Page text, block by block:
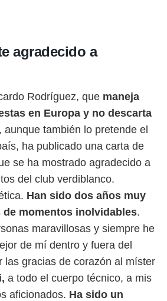
agradecido a
Rodríguez, que maneja
en Europa y no descarta
, aunque también lo pretende el
ha publicado una carta de
se ha mostrado agradecido a
del club verdiblanco.
Han sido dos años muy
momentos inolvidables.
maravillosas y siempre he
de mí dentro y fuera del
las gracias de corazón al míster
a todo el cuerpo técnico, a mis
aficionados. Ha sido un